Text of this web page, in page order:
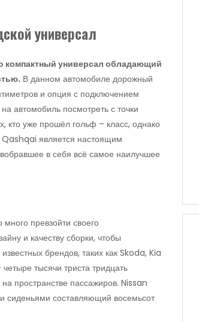
универсал
компактный универсал обладающий
В данном автомобиле дорожный
и опция с подключением
автомобиль посмотреть с точки
кто уже прошёл гольф – класс, однако
Qashqai является настоящим
в себя всё самое наилучшее
превзойти своего
и качеству сборки, чтобы
брендов, таких как Skoda, Kia
тысячи триста тридцать
пространстве пассажиров. Nissan
сиденьями составляющий восемьсот